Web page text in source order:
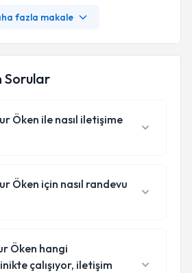
fazla makale
Sorular
Öken ile nasıl iletişime
Öken için nasıl randevu
Öken hangi
çalışıyor, iletişim